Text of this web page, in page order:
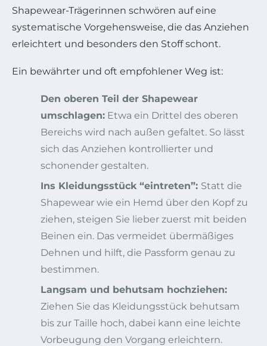
Shapewear-Trägerinnen schwören auf eine
systematische Vorgehensweise, die das Anziehen
erleichtert und besonders den Stoff schont.
Ein bewährter und oft empfohlener Weg ist:
Den oberen Teil der Shapewear
umschlagen: Etwa ein Drittel des oberen
Bereichs wird nach außen gefaltet. So lässt
sich das Anziehen kontrollierter und
schonender gestalten.
Ins Kleidungsstück “eintreten”: Statt die
Shapewear wie ein Hemd über den Kopf zu
ziehen, steigen Sie lieber zuerst mit beiden
Beinen ein. Das vermeidet übermäßiges
Dehnen und hilft, die Passform genau zu
bestimmen.
Langsam und behutsam hochziehen:
Ziehen Sie das Kleidungsstück behutsam
bis zur Taille hoch, dabei kann eine leichte
Vorbeugung den Vorgang erleichtern.